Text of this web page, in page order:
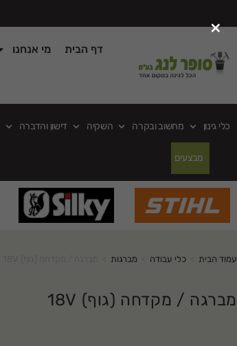
דף הבית מי אנחנו
כלי גינון מחשוב ובקרה השקיה דישון והדברה
מבצעים
עמוד הבית כלי עבודה מברגות
מברגה / מקדחה (גוף) 18V
×